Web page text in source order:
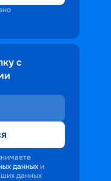
с
данных и
данных